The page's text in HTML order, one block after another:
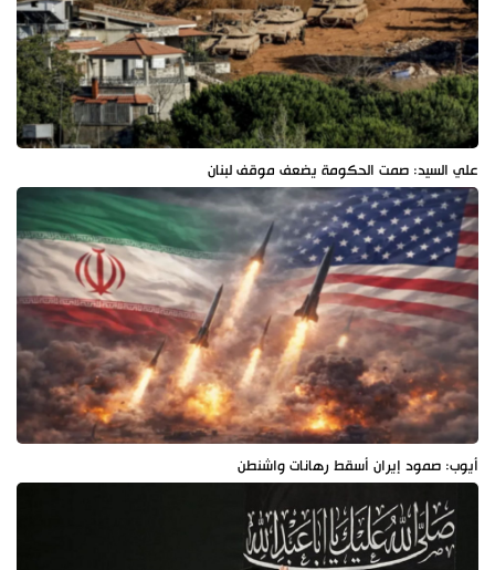
علي السيد: صمت الحكومة يضعف موقف لبنان
أيوب: صمود إيران أسقط رهانات واشنطن